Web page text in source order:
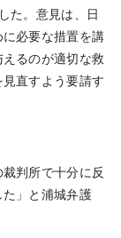
た。意見は、日
必要な措置を講
るのが適切な救
直すよう要請す
判所で十分に反
」と浦城弁護